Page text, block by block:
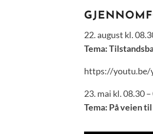
22. august kl.
Tema:
https://youtu.be/
23. mai kl. 08.30
Tema: På veien